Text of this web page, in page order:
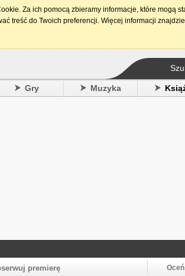
15. urodziny
Gry Muzyka
premierę
Za ich pomocą zbieramy informacje, które mogą
treść do Twoich preferencji. Więcej informacji